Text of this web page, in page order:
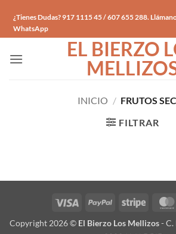
contenido
¿Tienes Dudas? 917 1115 45 / 607 655 288.
WhatsApp
EL BIERZO
INICIO / FRUTOS
FILTRAR
Visa PayPal Stripe
Copyright 2026 © El Bierzo Los Mellizos- C.